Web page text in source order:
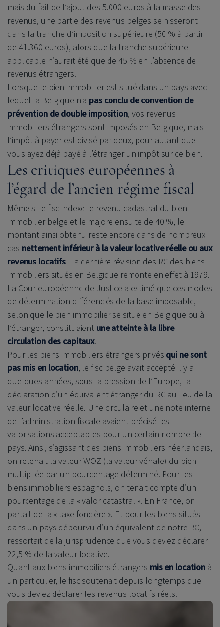
mais du fait de l’ajout des 5.000 euros à la masse des
revenus, une partie des revenus belges se hisseront
dans la tranche d’imposition supérieure (50 % à partir
de 41.360 euros), alors que la tranche supérieure
applicable n’aurait été que de 45 % en l’absence de
revenus étrangers.
Lorsque le bien immobilier est situé dans un pays avec
lequel la Belgique n’a pas conclu de convention de
prévention de double imposition, vos revenus
immobiliers étrangers sont imposés en Belgique, mais
l’impôt à payer est divisé par deux, pour autant que
vous ayez déjà payé à l’étranger un impôt sur ce bien.
Les critiques européennes à
l’égard de l’ancien régime fiscal
Même si le fisc indexe le revenu cadastral du bien
immobilier belge et le majore ensuite de 40 %, le
montant ainsi obtenu reste encore dans de nombreux
cas nettement inférieur à la valeur locative réelle ou aux
revenus locatifs. La dernière révision des RC des biens
immobiliers situés en Belgique remonte en effet à 1979.
La Cour européenne de Justice a estimé que ces modes
de détermination différenciés de la base imposable,
selon que le bien immobilier se situe en Belgique ou à
l’étranger, constituaient une atteinte à la libre
circulation des capitaux.
Pour les biens immobiliers étrangers privés qui ne sont
pas mis en location, le fisc belge avait accepté il y a
quelques années, sous la pression de l’Europe, la
déclaration d’un équivalent étranger du RC au lieu de la
valeur locative réelle. Une circulaire et une note interne
de l’administration fiscale avaient précisé les
valorisations acceptables pour un certain nombre de
pays. Ainsi, s’agissant des biens immobiliers néerlandais,
on retenait la valeur WOZ (la valeur vénale) du bien
multipliée par un pourcentage déterminé. Pour les
biens immobiliers espagnols, on tenait compte d’un
pourcentage de la « valor catastral ». En France, on
partait de la « taxe foncière ». Et pour les biens situés
dans un pays dépourvu d’un équivalent de notre RC, il
ressortait de la jurisprudence que vous deviez déclarer
22,5 % de la valeur locative.
Quant aux biens immobiliers étrangers mis en location à
un particulier, le fisc soutenait depuis longtemps que
vous deviez déclarer les revenus locatifs réels.